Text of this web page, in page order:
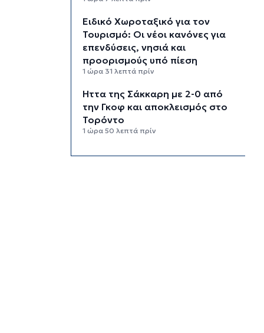
Ειδικό Χωροταξικό για τον
Τουρισμό: Οι νέοι κανόνες για
επενδύσεις, νησιά και
προορισμούς υπό πίεση
1 ώρα 31 λεπτά πρίν
Ήττα της Σάκκαρη με 2-0 από
την Γκοφ και αποκλεισμός στο
Τορόντο
1 ώρα 50 λεπτά πρίν
Πολύ υψηλός κίνδυνος